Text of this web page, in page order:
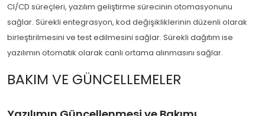
CI/CD süreçleri, yazılım geliştirme sürecinin otomasyonunu
sağlar. Sürekli entegrasyon, kod değişikliklerinin düzenli olarak
birleştirilmesini ve test edilmesini sağlar. Sürekli dağıtım ise
yazılımın otomatik olarak canlı ortama alınmasını sağlar.
BAKIM VE GÜNCELLEMELER